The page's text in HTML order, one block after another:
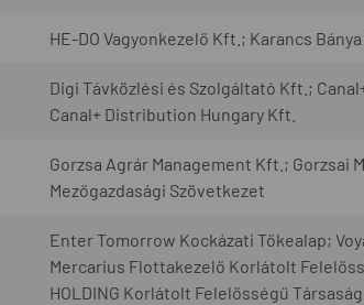
HE-DO Vagyonkezelő Kft.; Karancs
Digi Távközlési és Szolgáltató Kft.;
Canal+ Distribution Hungary Kft.
Gorzsa Agrár Management Kft.; Gorzsai
Mezőgazdasági Szövetkezet
Enter Tomorrow Kockázati Tőkealap;
Mercarius Flottakezelő Korlátolt
HOLDING Korlátolt Felelősségű